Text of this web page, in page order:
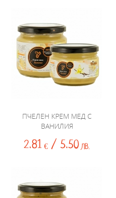
ПЧЕЛЕН КРЕМ МЕД С
ВАНИЛИЯ
2.81 € / 5.50 ЛВ.